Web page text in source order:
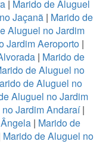
| Marido de Aluguel
Jaçanã| Marido de
Aluguel no Jardim
Jardim Aeroporto |
| Marido de
de Aluguel no
de Aluguel no
Aluguel no Jardim
Jardim Andaraí|
| Marido de
Marido de Aluguel no